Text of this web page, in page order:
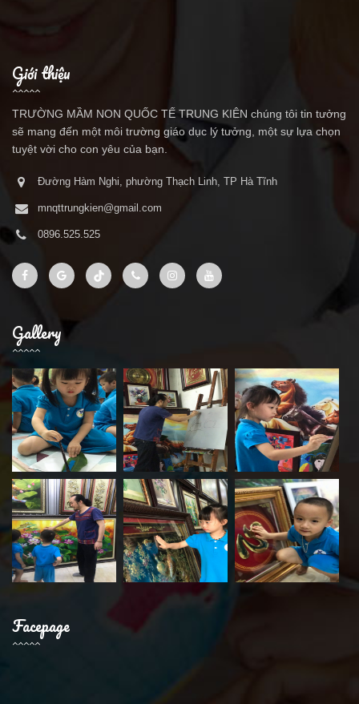
Giới thiệu
TRƯỜNG MẦM NON QUỐC TẾ TRUNG KIÊN chúng tôi tin tưởng
sẽ mang đến một môi trường giáo dục lý tưởng, một sự lựa chọn
tuyệt vời cho con yêu của bạn.
Đường Hàm Nghi, phường Thạch Linh, TP Hà Tĩnh
mnqttrungkien@gmail.com
0896.525.525
Gallery
Facepage